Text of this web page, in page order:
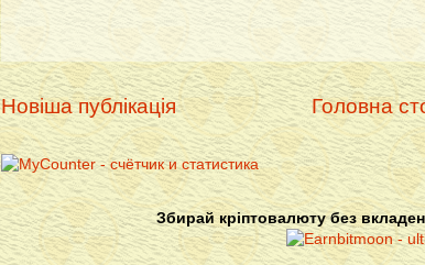
Новіша публікація Головна
Збирай кріптовалюту без